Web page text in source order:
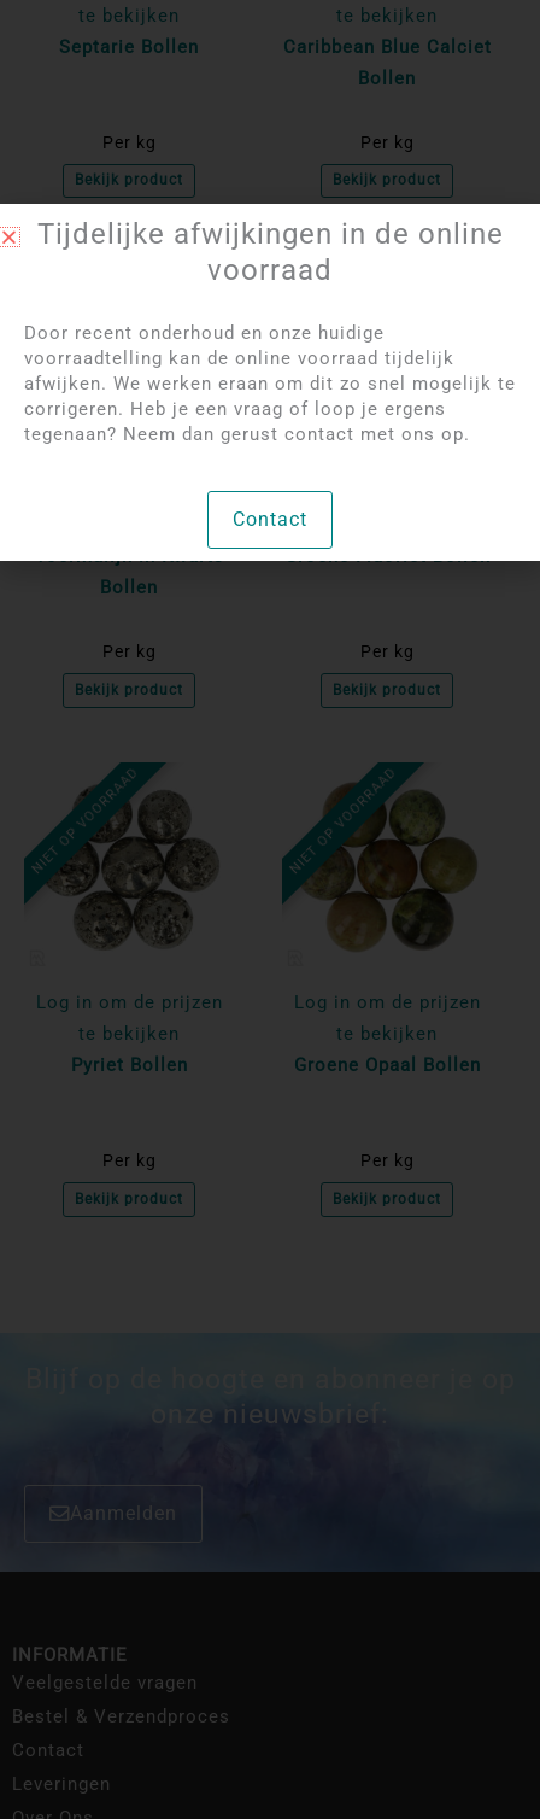
te bekijken
Septarie Bollen
Per kg
Bekijk product
te bekijken
Caribbean Blue Calciet
Bollen
Per kg
Bekijk product
NIET OP VOORRAAD
Log in om de prijzen
Toermalijn in Kwarts
Bollen
Per kg
Bekijk product
NIET OP VOORRAAD
Log in om de prijzen
Groene Fluoriet Bollen
Per kg
Bekijk product
NIET OP VOORRAAD
Log in om de prijzen
te bekijken
Pyriet Bollen
Per kg
Bekijk product
NIET OP VOORRAAD
Log in om de prijzen
te bekijken
Groene Opaal Bollen
Per kg
Bekijk product
onze nieuwsbrief:
Aanmelden
INFORMATIE
Veelgestelde vragen
Bestel & Verzendproces
Contact
Leveringen
Tijdelijke afwijkingen in de online
voorraad
Door recent onderhoud en onze huidige
voorraadtelling kan de online voorraad tijdelijk
afwijken. We werken eraan om dit zo snel mogelijk te
corrigeren. Heb je een vraag of loop je ergens
tegenaan? Neem dan gerust contact met ons op.
Contact